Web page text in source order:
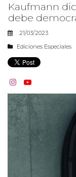
Kaufmann
debe
21/03/2023
Ediciones Especiales
 